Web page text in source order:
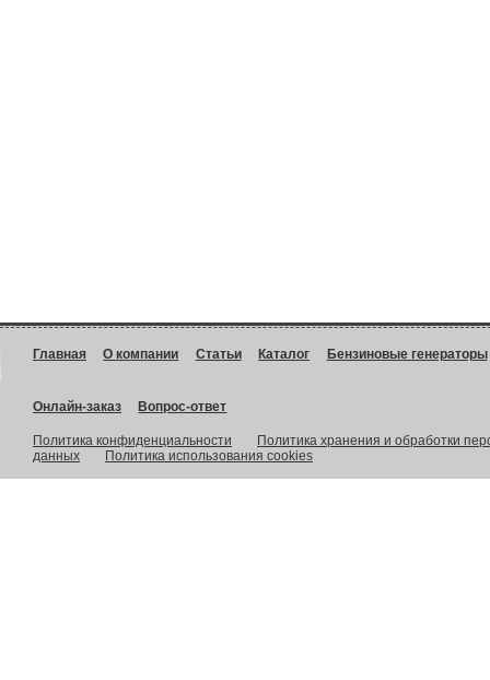
Главная О компании Статьи Каталог Бензиновые генераторы
Онлайн-заказ Вопрос-ответ
Политика конфиденциальности
Политика хранения и обработки
данных
Политика использования cookies